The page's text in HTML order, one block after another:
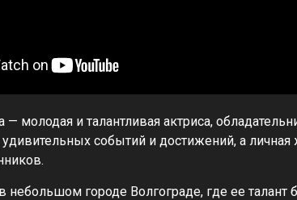
молодая и талантливая актриса,
событий и достижений, а
небольшом городе Волгограде, где ее